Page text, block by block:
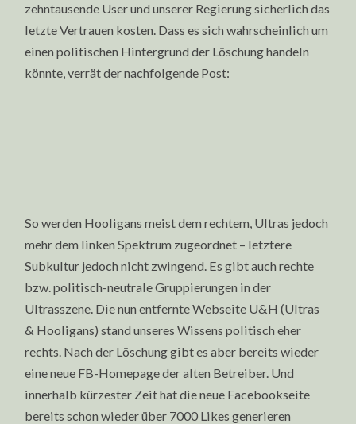
zehntausende User und unserer Regierung sicherlich das
letzte Vertrauen kosten. Dass es sich wahrscheinlich um
einen politischen Hintergrund der Löschung handeln
könnte, verrät der nachfolgende Post:
So werden Hooligans meist dem rechtem, Ultras jedoch
mehr dem linken Spektrum zugeordnet – letztere
Subkultur jedoch nicht zwingend. Es gibt auch rechte
bzw. politisch-neutrale Gruppierungen in der
Ultrasszene. Die nun entfernte Webseite U&H (Ultras
& Hooligans) stand unseres Wissens politisch eher
rechts. Nach der Löschung gibt es aber bereits wieder
eine neue FB-Homepage der alten Betreiber. Und
innerhalb kürzester Zeit hat die neue Facebookseite
bereits schon wieder über 7000 Likes generieren